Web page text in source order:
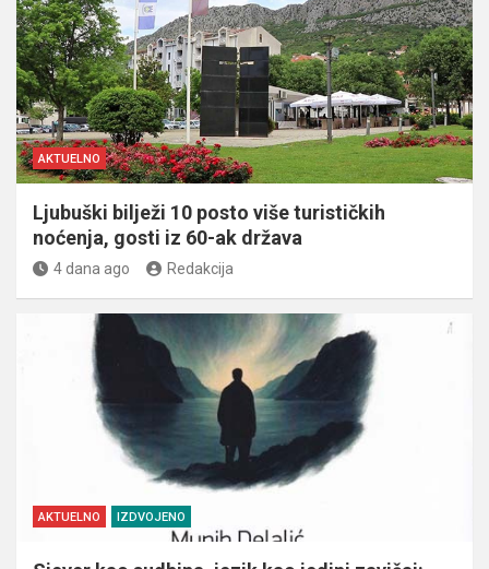
AKTUELNO
Ljubuški bilježi 10 posto više turističkih
noćenja, gosti iz 60-ak država
4 dana ago Redakcija
AKTUELNO IZDVOJENO